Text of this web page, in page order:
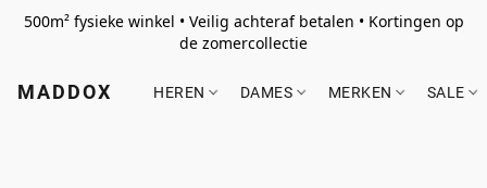
500m² fysieke winkel • Veilig achteraf betalen • Kortingen op
de zomercollectie
MADDOX HEREN DAMES MERKEN SALE